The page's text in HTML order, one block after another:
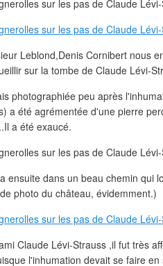
Leblond,Denis Cornibert nous
sur la tombe de Claude Lévi-
photographiée peu après
a été agrémentée d'une pierre
a été exaucé.
ensuite dans un beau chemin qui
photo du château, évidemment.)
Claude Lévi-Strauss ,il fut très
l'inhumation devait se faire